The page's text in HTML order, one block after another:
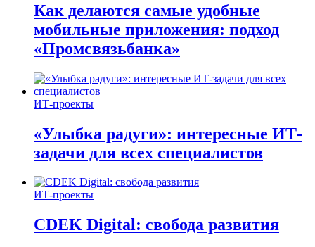
Как делаются самые удобные
мобильные приложения: подход
«Промсвязьбанка»
ИТ-проекты
«Улыбка радуги»: интересные ИТ-
задачи для всех специалистов
ИТ-проекты
CDEK Digital: свобода развития